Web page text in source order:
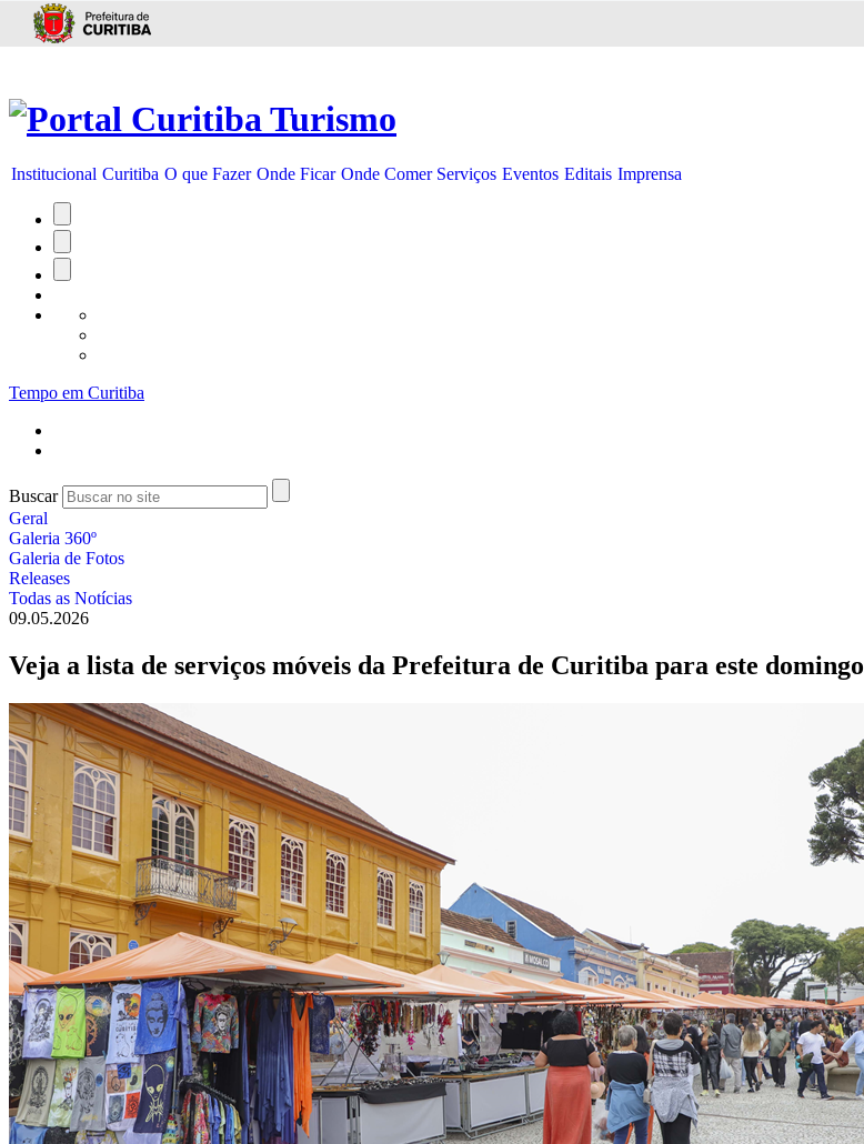
Ir para conteúdo
Institucional Curitiba O que Fazer Onde Ficar Onde Comer Serviços Eventos Editais Imprensa
Tempo em Curitiba
Buscar
Geral
Galeria 360º
Galeria de Fotos
Releases
Todas as Notícias
09.05.2026
Veja a lista de serviços móveis da Prefeitura de Curitiba para este domingo